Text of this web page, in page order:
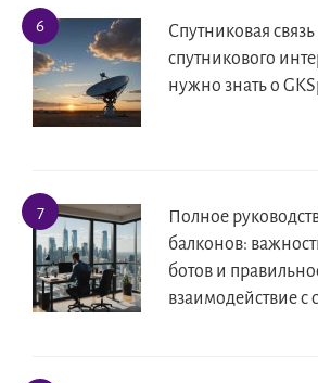
Спутниковая
спутникового
нужно знать о
Полное
балконов:
ботов и
взаимодействие с